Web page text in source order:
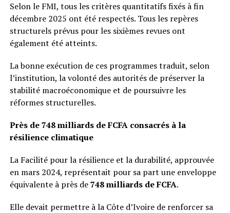
Selon le FMI, tous les critères quantitatifs fixés à fin
décembre 2025 ont été respectés. Tous les repères
structurels prévus pour les sixièmes revues ont
également été atteints.
La bonne exécution de ces programmes traduit, selon
l’institution, la volonté des autorités de préserver la
stabilité macroéconomique et de poursuivre les
réformes structurelles.
Près de 748 milliards de FCFA consacrés à la
résilience climatique
La Facilité pour la résilience et la durabilité, approuvée
en mars 2024, représentait pour sa part une enveloppe
équivalente à près de748 milliards de FCFA.
Elle devait permettre à la Côte d’Ivoire de renforcer sa